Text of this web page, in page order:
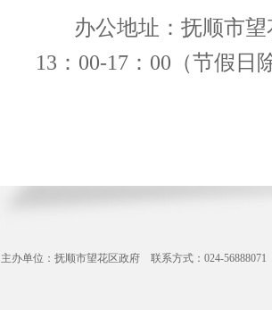
办公地址：抚顺市
13：00-17：00（节假日
主办单位：抚顺市望花区政府 联系方式：024-56888071